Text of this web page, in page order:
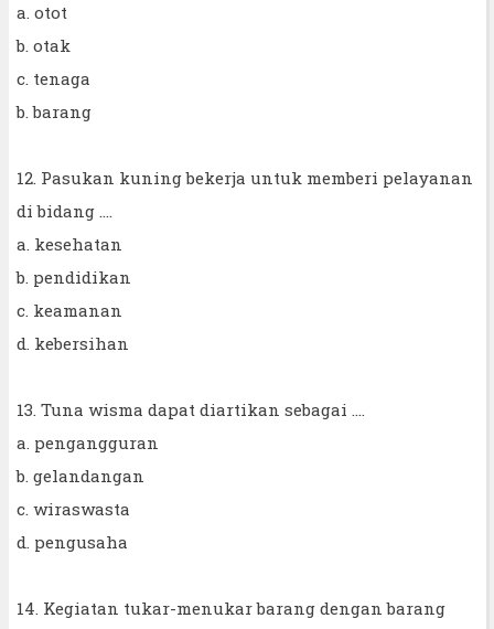
a. otot
b. otak
c. tenaga
b. barang
12. Pasukan kuning bekerja untuk memberi pelayanan
di bidang ....
a. kesehatan
b. pendidikan
c. keamanan
d. kebersihan
13. Tuna wisma dapat diartikan sebagai ....
a. pengangguran
b. gelandangan
c. wiraswasta
d. pengusaha
14. Kegiatan tukar-menukar barang dengan barang